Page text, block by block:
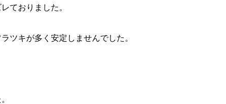
ておりました。
ツキが多く安定しませんでした。